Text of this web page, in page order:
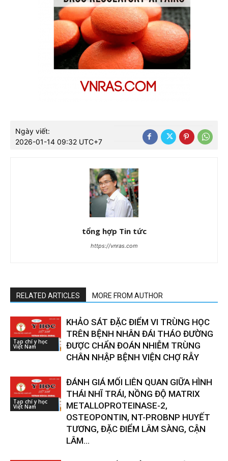
Ngày viết:
2026-01-14 09:32 UTC+7
tổng hợp Tin tức
https://vnras.com
RELATED ARTICLES MORE FROM AUTHOR
Tạp chí y học
Việt Nam
KHẢO SÁT ĐẶC ĐIỂM VI TRÙNG HỌC
TRÊN BỆNH NHÂN ĐÁI THÁO ĐƯỜNG
ĐƯỢC CHẨN ĐOÁN NHIỄM TRÙNG
CHÂN NHẬP BỆNH VIỆN CHỢ RẪY
Tạp chí y học
Việt Nam
ĐÁNH GIÁ MỐI LIÊN QUAN GIỮA HÌNH
THÁI NHĨ TRÁI, NỒNG ĐỘ MATRIX
METALLOPROTEINASE-2,
OSTEOPONTIN, NT-PROBNP HUYẾT
TƯƠNG, ĐẶC ĐIỂM LÂM SÀNG, CẬN
LÂM...